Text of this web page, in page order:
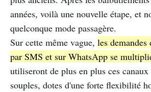
années, voilà une nouvelle étape, et
quelconque mode passagère.
Sur cette même vague, les demandes
par SMS et sur WhatsApp se
utiliseront de plus en plus ces
souples, dotes d'une forte flexibilité